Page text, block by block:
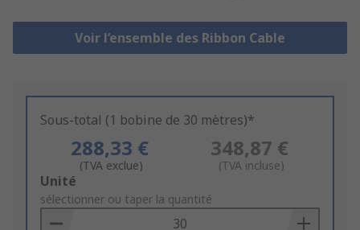
Voir l’ensemble des Ribbon Cable
Sous-total (1 bobine de 30 mètres)*
288,33 €
(TVA exclue)
348,87 €
(TVA incluse)
Add
to
Basket
Unité
sélectionner ou taper la quantité